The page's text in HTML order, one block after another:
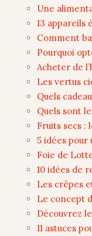
Une
13 appareils
Comment
Pourquoi
Acheter de
Les vertus
Quels
Quels sont
Fruits secs :
5 idées
Foie de
10 idées de
Les crêpes
Le concept
Découvrez
11 astuces